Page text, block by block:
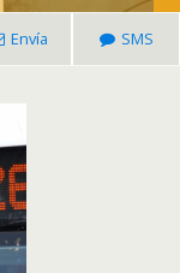
Envía SMS